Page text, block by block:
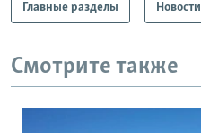
Главные разделы Новости
Смотрите также